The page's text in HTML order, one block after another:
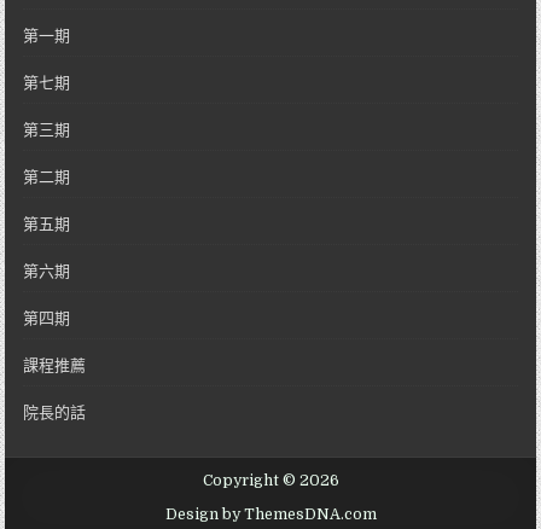
第一期
第七期
第三期
第二期
第五期
第六期
第四期
課程推薦
院長的話
Copyright © 2026
Design by ThemesDNA.com